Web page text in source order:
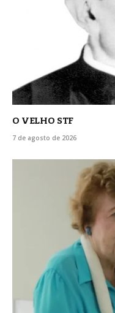
O VELHO STF
7 de agosto de 2026